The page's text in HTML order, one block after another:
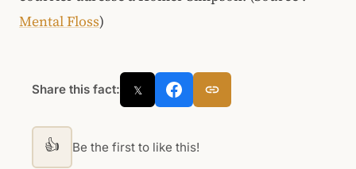
Mental Floss)
Share this fact: 𝕏
👍 Be the first to like this!